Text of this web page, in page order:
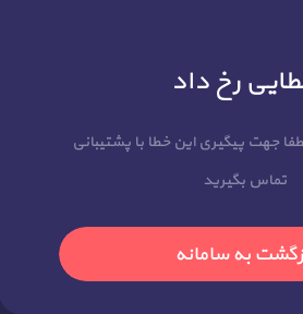
رخ داد
جهت پیگیری این خطا با پشتیبانی
تماس بگیرید
به سامانه